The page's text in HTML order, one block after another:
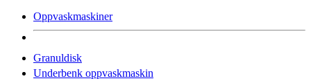
Oppvaskmaskiner
Granuldisk
Underbenk oppvaskmaskin